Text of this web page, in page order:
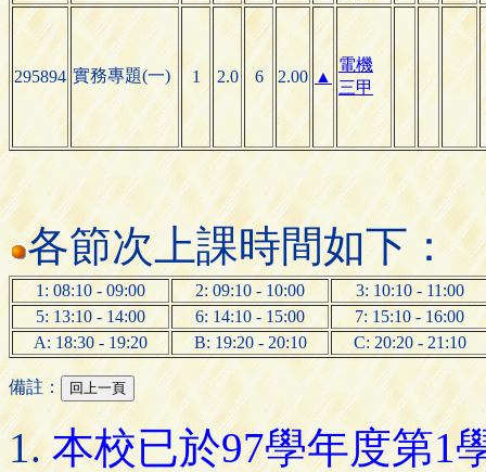
295894 實務專題(一) 1 2.0 6 2.00 ▲
電機
三甲
各節次上課時間如下：
1: 08:10 - 09:00 2: 09:10 - 10:00
3: 10:10 - 11:00
5: 13:10 - 14:00
6: 14:10 - 15:00
7: 15:10 - 16:00
A: 18:30 - 19:20
B: 19:20 - 20:10 C: 20:20 - 21:10
備註：
本校已於97學年度第1